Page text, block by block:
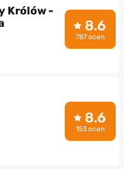
Królów -
8.6
787 ocen
8.6
153 ocen